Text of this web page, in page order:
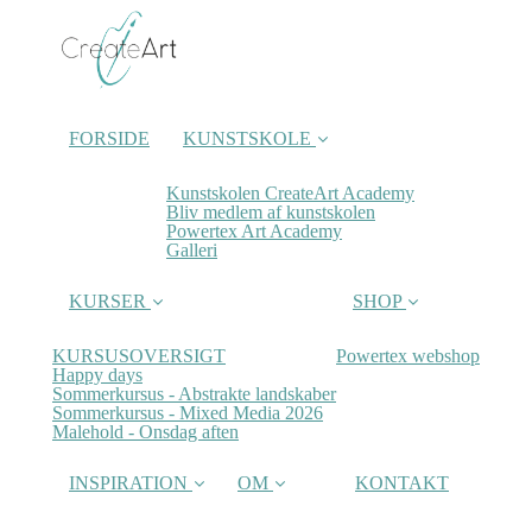
FORSIDE KUNSTSKOLE
Kunstskolen CreateArt Academy
Bliv medlem af kunstskolen
Powertex Art Academy
Galleri
KURSER
KURSUSOVERSIGT
Happy days
Sommerkursus - Abstrakte landskaber
Sommerkursus - Mixed Media 2026
Malehold - Onsdag aften
SHOP
Powertex webshop
INSPIRATION OM KONTAKT